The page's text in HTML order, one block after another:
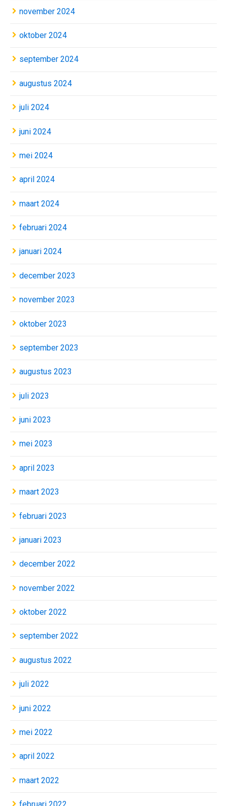
november 2024
oktober 2024
september 2024
augustus 2024
juli 2024
juni 2024
mei 2024
april 2024
maart 2024
februari 2024
januari 2024
december 2023
november 2023
oktober 2023
september 2023
augustus 2023
juli 2023
juni 2023
mei 2023
april 2023
maart 2023
februari 2023
januari 2023
december 2022
november 2022
oktober 2022
september 2022
augustus 2022
juli 2022
juni 2022
mei 2022
april 2022
maart 2022